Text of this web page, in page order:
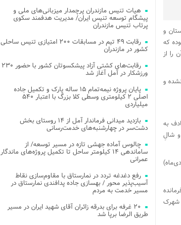
و
که
را از
این حادثه (حدود ۹ نفر) تخلیه نشده و
به
و شالِ
عباسی همچنین به حال و هوای این روزهای دختران ۴ و ۹ ساله شهید کریمی اشاره کرد و گفت: چند روز پیش (۲۵ دی‌ماه)
فرمانده
شهرک
هیات تنیس مازندران پرچمدار میزبانی‌های ملی و
پیشگام توسعه تنیس ایران/ مدیریت هدفمند سکوی
پرتاب تنیس مازندران
رقابت ۴۹ تیم در مسابقات ۲۰۰ امتیازی تنیس ساحلی
کشور در مازندران
رقابت‌های کشتی آزاد پیشکسوتان کشور با حضور ۲۳۰
ورزشکار در آمل آغاز شد
پایان پروژه نیمه‌تمام ۱۵ ساله پارک و تکمیل جاده
اصلی ۲ کیلومتری وسطی کلا بزرگ با اعتبار ۵۴۰
میلیاردی
بازدید میدانی فرماندار آمل از ۱۴ روستای بخش
دشت‌سر در چهارشنبه‌های خدمت‌رسانی
چالوس آماده جهشی تازه در مسیر توسعه/ از
ساماندهی ۱۴ کیلومتر ساحل تا تکمیل پروژه‌های ماندگار
عمرانی
رفع دغدغه تردد در نمارستاق با مقاوم‌سازی نقاط
آسیب‌پذیر محور / بهسازی جاده پدافندی نمارستاق در
مسیر خدمت به مردم
۲۰ غرفه برای بدرقه زائران آقای شهید ایران در مسیر
طریق الرضا برپا شد